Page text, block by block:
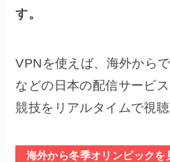
す。
VPNを使えば、海外から
などの日本の配信サービ
競技をリアルタイムで視聴
海外から冬季オリンピックを